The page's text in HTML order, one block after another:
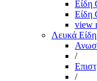
Είδη
Είδη
view
Λευκά Είδη
/
/